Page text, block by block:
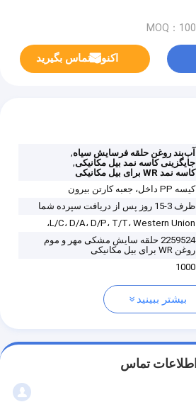
MOQ：100
اکنون تماس بگیرید
آب‌بند روغن حلقه فرسایش سیاه,
جایگزینی کاسه نمد بیل مکانیکی,
کاسه نمد WR برای بیل مکانیکی
کیسه PP داخل، جعبه کارتن بیرون
ظرف 3-15 روز پس از دریافت سپرده شما
L/C، D/A، D/P، T/T، Western Union،
2259524 حلقه سایش مشکی مهر و موم
روغن WR برای بیل مکانیکی
1000
بیشتر ببینید
اطلاعات تماس